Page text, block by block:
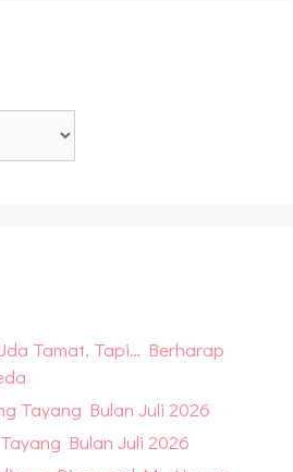
Tamat, Tapi… Berharap
Tayang Bulan Juli 2026
Bulan Juli 2026